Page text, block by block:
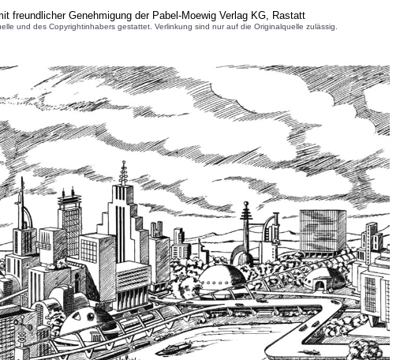
freundlicher Genehmigung der Pabel-Moewig Verlag KG, Rastatt
und des Copyrightinhabers gestattet. Verlinkung sind nur auf die Originalquelle zulässig.